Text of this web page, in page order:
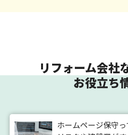
リフォーム会社
お役立ち
ホームページ保守